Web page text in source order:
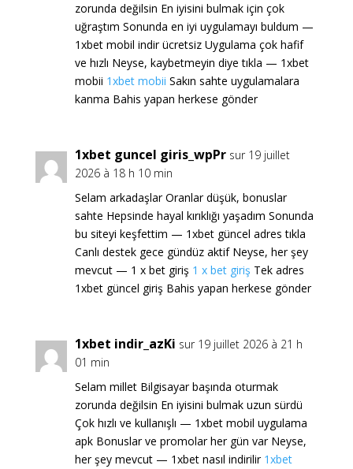
zorunda değilsin En iyisini bulmak için çok
uğraştım Sonunda en iyi uygulamayı buldum —
1xbet mobil indir ücretsiz Uygulama çok hafif
ve hızlı Neyse, kaybetmeyin diye tıkla — 1xbet
mobii 1xbet mobii Sakın sahte uygulamalara
kanma Bahis yapan herkese gönder
1xbet guncel giris_wpPr sur 19 juillet
2026 à 18 h 10 min
Selam arkadaşlar Oranlar düşük, bonuslar
sahte Hepsinde hayal kırıklığı yaşadım Sonunda
bu siteyi keşfettim — 1xbet güncel adres tıkla
Canlı destek gece gündüz aktif Neyse, her şey
mevcut — 1 x bet giriş 1 x bet giriş Tek adres
1xbet güncel giriş Bahis yapan herkese gönder
1xbet indir_azKi sur 19 juillet 2026 à 21 h
01 min
Selam millet Bilgisayar başında oturmak
zorunda değilsin En iyisini bulmak uzun sürdü
Çok hızlı ve kullanışlı — 1xbet mobil uygulama
apk Bonuslar ve promolar her gün var Neyse,
her şey mevcut — 1xbet nasıl indirilir 1xbet